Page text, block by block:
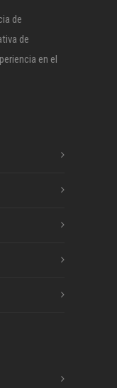
de
de
en el